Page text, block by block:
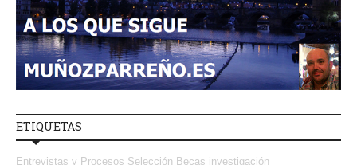
ETIQUETAS
Entrevistas y Procesos Selección Becas investigación